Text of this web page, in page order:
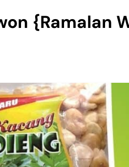
{Ramalan